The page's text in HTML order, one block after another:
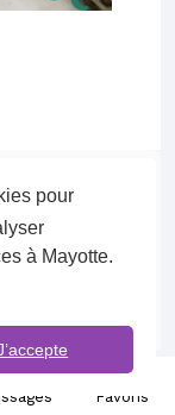
pour
à Mayotte.
plaisir
Favoris